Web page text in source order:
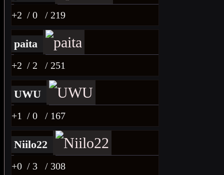
+2 / 0 / 219
paita
+2 / 2 / 251
UWU
+1 / 0 / 167
Niilo22
+0 / 3 / 308